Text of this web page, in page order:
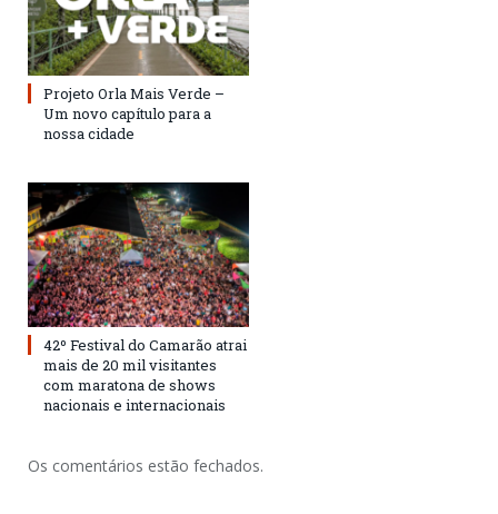
Projeto Orla Mais Verde –
Um novo capítulo para a
nossa cidade
42º Festival do Camarão atrai
mais de 20 mil visitantes
com maratona de shows
nacionais e internacionais
Os comentários estão fechados.